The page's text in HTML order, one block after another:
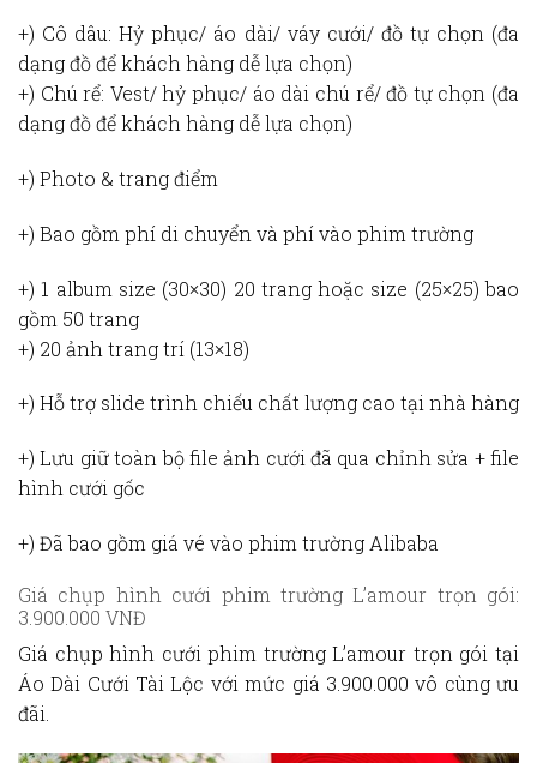
+) Cô dâu: Hỷ phục/ áo dài/ váy cưới/ đồ tự chọn (đa
dạng đồ để khách hàng dễ lựa chọn)
+) Chú rể: Vest/ hỷ phục/ áo dài chú rể/ đồ tự chọn (đa
dạng đồ để khách hàng dễ lựa chọn)
+) Photo & trang điểm
+) Bao gồm phí di chuyển và phí vào phim trường
+) 1 album size (30×30) 20 trang hoặc size (25×25) bao
gồm 50 trang
+) 20 ảnh trang trí (13×18)
+) Hỗ trợ slide trình chiếu chất lượng cao tại nhà hàng
+) Lưu giữ toàn bộ file ảnh cưới đã qua chỉnh sửa + file
hình cưới gốc
+) Đã bao gồm giá vé vào phim trường Alibaba
Giá chụp hình cưới phim trường L’amour trọn gói:
3.900.000 VNĐ
Giá chụp hình cưới phim trường L’amour trọn gói tại
Áo Dài Cưới Tài Lộc với mức giá 3.900.000 vô cùng ưu
đãi.